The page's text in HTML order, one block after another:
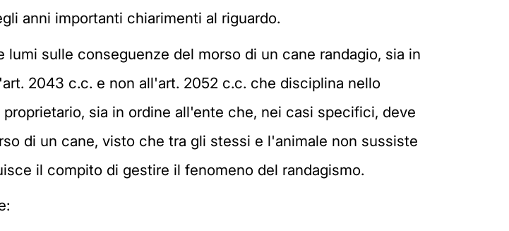
anni importanti chiarimenti al riguardo.
lumi sulle conseguenze del morso di un cane randagio, sia in
2043 c.c. e non all'art. 2052 c.c. che disciplina nello
sia in ordine all'ente che, nei casi specifici, deve
di un cane, visto che tra gli stessi e l'animale non sussiste
il compito di gestire il fenomeno del randagismo.